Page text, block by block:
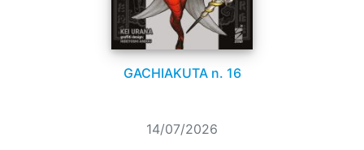
GACHIAKUTA n. 16
14/07/2026